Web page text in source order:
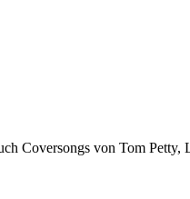
Coversongs von Tom